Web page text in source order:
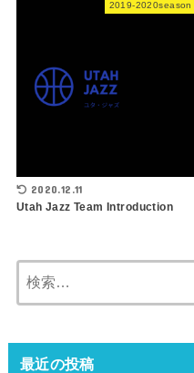
2019-2020season
2020.12.11
Utah Jazz Team Introduction
最近の投稿